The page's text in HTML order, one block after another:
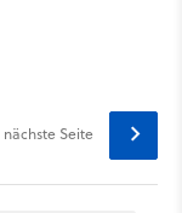
nächste Seite